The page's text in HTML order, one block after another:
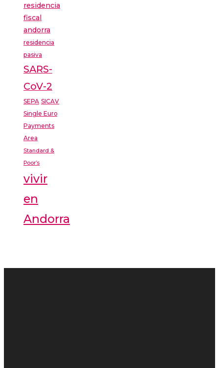
residencia
fiscal
andorra
residencia
pasiva
SARS-
CoV-2
SEPA SICAV
Single Euro
Payments
Area
Standard &
Poor’s
vivir
en
Andorra